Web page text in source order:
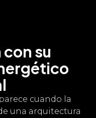
su
cuando la
una arquitectura